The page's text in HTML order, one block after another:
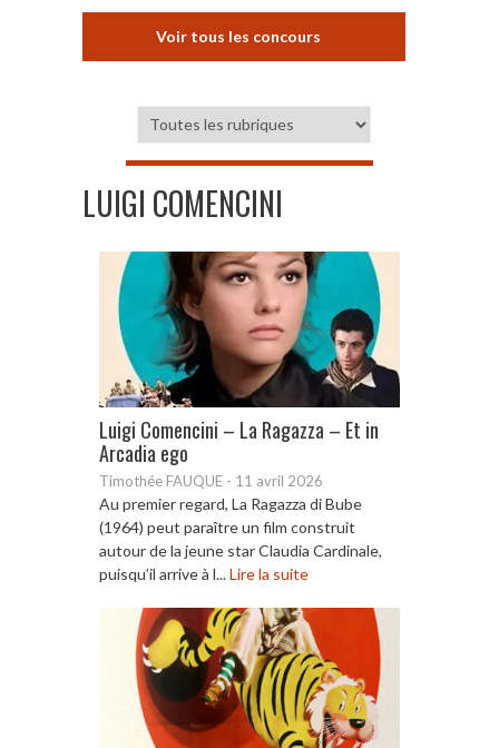
Voir tous les concours
LUIGI COMENCINI
Luigi Comencini – La Ragazza – Et in
Arcadia ego
Timothée FAUQUE - 11 avril 2026
Au premier regard, La Ragazza di Bube
(1964) peut paraître un film construit
autour de la jeune star Claudia Cardinale,
puisqu’il arrive à l...Lire la suite